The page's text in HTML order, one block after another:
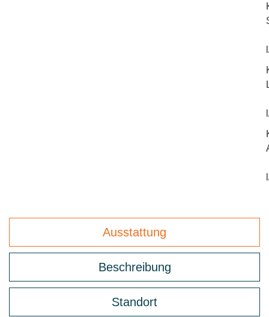
Ausstattung
Beschreibung
Standort